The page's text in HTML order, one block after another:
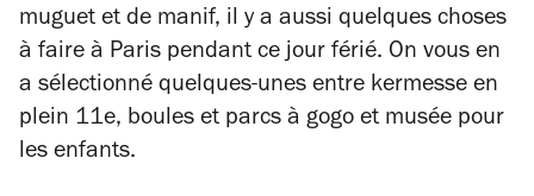
muguet et de manif, il y a aussi quelques choses
à faire à Paris pendant ce jour férié. On vous en
a sélectionné quelques-unes entre kermesse en
plein 11e, boules et parcs à gogo et musée pour
les enfants.